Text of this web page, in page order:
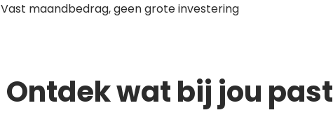
Vast maandbedrag, geen grote investering
Ontdek wat bij jou past